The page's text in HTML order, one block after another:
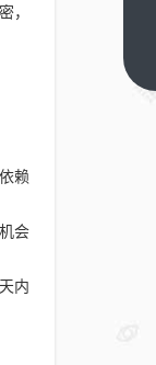
，
赖
会
内